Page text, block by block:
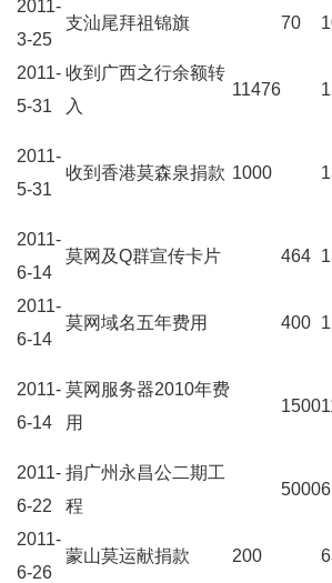
2011-
3-25
支汕尾拜祖锦旗 70
2011-
5-31
收到广西之行余额转
入
11476
2011-
5-31
收到香港莫森泉捐款 1000
2011-
6-14
莫网及Q群宣传卡片 464
2011-
6-14
莫网域名五年费用 400
2011-
6-14
莫网服务器2010年费
用
1500
2011-
6-22
捐广州永昌公二期工
程
5000
2011-
6-26
蒙山莫运献捐款 200